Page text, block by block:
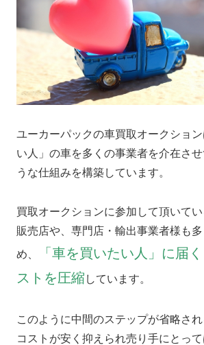
ユーカーパックの車買取オークショ
い人」の車を多くの事業者を介在さ
うな仕組みを構築しています。
買取オークションに参加して頂いて
販売店や、専門店・輸出事業者様も
め、
「車を買いたい人」に届
ストを圧縮 しています。
このように中間のステップが省略され
コストが安く抑えられ売り手にとっ